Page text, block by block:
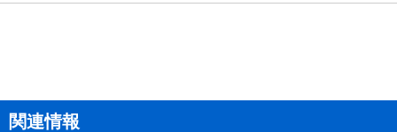
関連情報